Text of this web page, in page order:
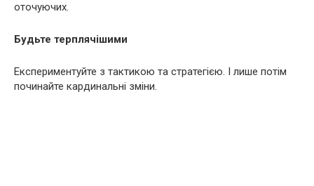
оточуючих.
Будьте терплячішими
Експериментуйте з тактикою та стратегією. І лише потім
починайте кардинальні зміни.